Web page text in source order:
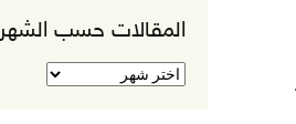
المقالات حسب الشهر
المقالات